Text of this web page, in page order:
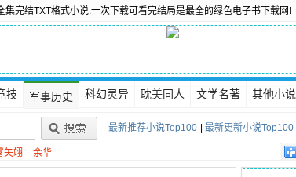
集完结TXT格式小说.一次下载可看完结局是最全的绿色电子书下载网!
技 军事历史 科幻灵异 耽美同人 文学名著 其他小说
最新推荐小说Top100 最新更新小说Top100
矢翊 余华